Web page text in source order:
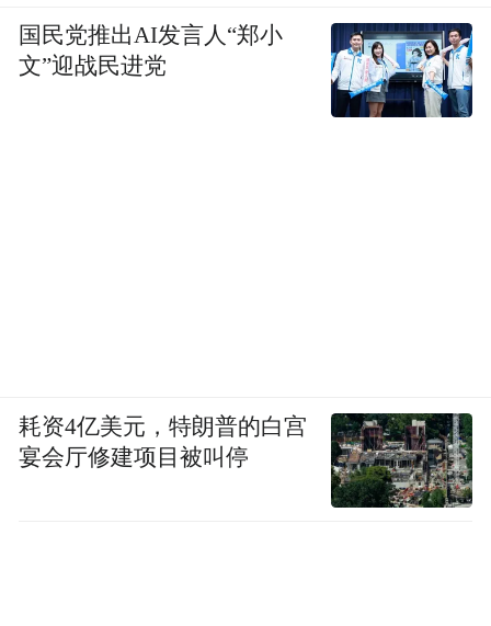
国民党推出AI发言人“郑小
文”迎战民进党
耗资4亿美元，特朗普的白宫
宴会厅修建项目被叫停